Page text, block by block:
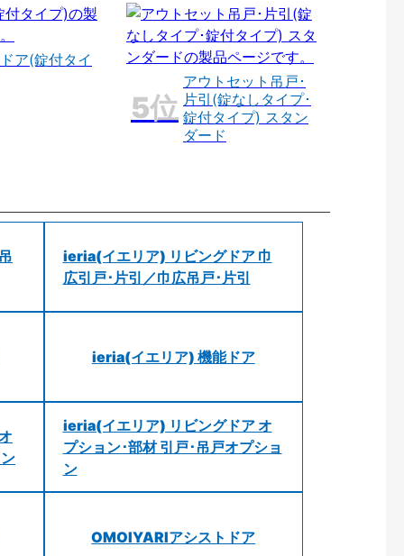
ア(錠付タイ
アウトセット吊戸･
片引(錠なしタイプ･
錠付タイプ) スタン
ダード
ieria(イエリア) リビングドア 巾
広引戸･片引／巾広吊戸･片引
ieria(イエリア) 機能ドア
ieria(イエリア) リビングドア オ
プション･部材 引戸･吊戸オプショ
ン
OMOIYARIアシストドア